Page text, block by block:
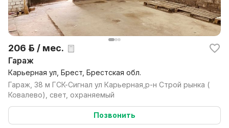
206 р. / мес.
Гараж
Карьерная ул, Брест, Брестская обл.
Гараж, 38 м ГСК-Сигнал ул Карьерная,р-н Строй рынка (
Ковалево), свет, охраняемый
Позвонить